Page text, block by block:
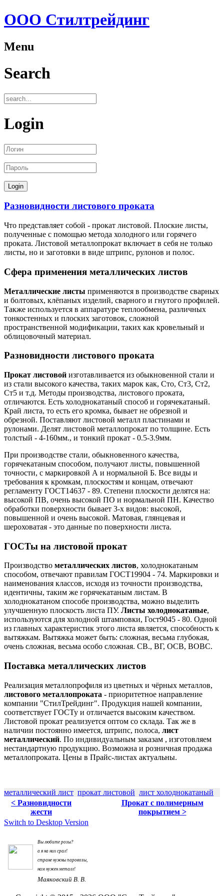
ООО Стилтрейдинг
Menu
Search
Login
Разновидности листового проката
Что представляет собой - прокат листовой. Плоские листы,
полученные с помощью метода холодного или горячего
проката. Листовой металлопрокат включает в себя не только
листы, но и заготовки в виде штрипс, рулонов и полос.
Сфера применения металлических листов
Металлические листы применяются в производстве сварных
и болтовых, клёпаных изделий, сварного и гнутого профилей.
Также используется в аппаратуре теплообмена, различных
тонкостенных и плоских заготовок, сложной
пространственной модификации, таких как кровельный и
облицовочный материал.
Разновидности листового проката
Прокат листовой изготавливается из обыкновенной стали и
из стали высокого качества, таких марок как, Сто, Ст3, Ст2,
Ст5 и т.д. Методы производства, листового проката,
отличаются. Есть холоднокатаный способ и горячекатаный.
Край листа, то есть его кромка, бывает не обрезной и
обрезной. Поставляют листовой металл пластинами и
рулонами. Делят листовой металлопрокат по толщине. Есть
толстый - 4-160мм., и тонкий прокат - 0.5-3.9мм.
При производстве стали, обыкновенного качества,
горячекатаным способом, получают листы, повышенной
точности, с маркировкой А и нормальной Б. Все виды и
требования к кромкам, плоскостям и концам, отвечают
регламенту ГОСТ14637 - 89. Степени плоскости делятся на:
высокой ПВ, очень высокой ПО и нормальной ПН. Качество
обработки поверхности бывает 3-х видов: высокой,
повышенной и очень высокой. Матовая, глянцевая и
шероховатая - это данные по поверхности листа.
ГОСТы на листовой прокат
Производство металлических листов, холоднокатаным
способом, отвечают правилам ГОСТ19904 - 74. Маркировки и
наименования классов, исходя из точности производства,
идентичны, таким же горячекатаным листам. В
холоднокатаном способе производства, можно выделить
улучшенную плоскость листа ПУ. Листы холоднокатаные,
используются для холодной штамповки, Гост9045 - 80. Одной
из главных характеристик этого листа является, способность к
вытяжкам. Вытяжка может быть: сложная, весьма глубокая,
очень сложная, весьма особо сложная. СВ., ВГ, ОСВ, ВОВС.
Поставка металлических листов
Реализация металлопрофиля из цветных и чёрных металлов,
листового металлопроката - приоритетное направление
компании "СтилТрейдинг". Продукция нашей компании,
соответствует ГОСТу и отличается высоким качеством.
Листовой прокат реализуется оптом со склада. Так же в
наличии постоянно имеется, штрипс, полоса, лист
металлический. По индивидуальным заказам , изготовляем
нестандартную продукцию. Возможна и розничная продажа
металлопроката. Цены в Прайс-листах актуальны.
металлический лист прокат листовой лист холоднокатаный
< Разновидности
жести
Прокат с полимерным
покрытием >
Switch to Desktop Version
Вы любите розы?
а я на них срал!
стране нужны паровозы,
нам нужен металл!
Маяковский В. В.